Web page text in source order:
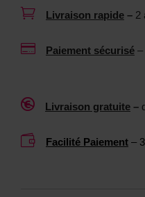
u
r
0
M
 Livraison rapide – 2
 Paiement sécurisé –
 Livraison gratuite –
 Facilité Paiement –